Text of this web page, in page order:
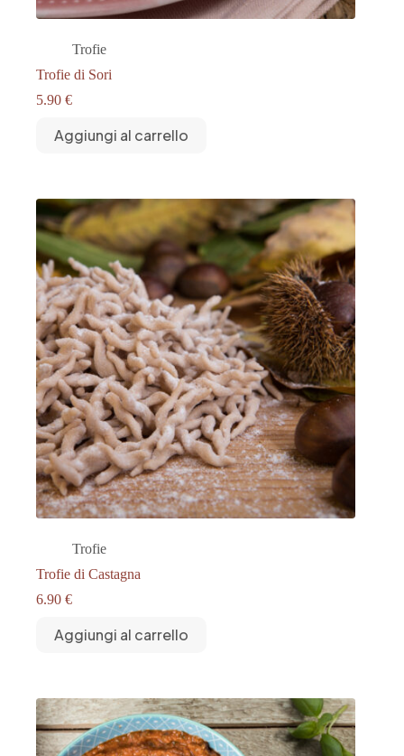
Trofie
Trofie di Sori
5.90 €
Aggiungi al carrello
Trofie
Trofie di Castagna
6.90 €
Aggiungi al carrello